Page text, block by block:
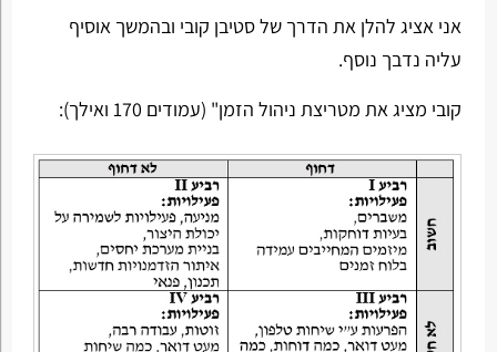
אני אציג להלן את הדרך של סטיבן קובי ובהמשך אוסיף
עליה נדבך נוסף.
קובי מציג את מטריצת ניהול הזמן" (עמודים 170 ואילך):